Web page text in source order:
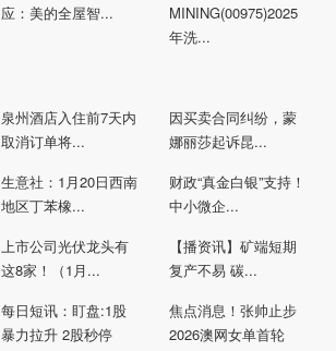
应：美的全屋智...
MINING(00975)2025
年洗...
泉州酒店入住前7天内
取消订单将...
因买卖合同纠纷，蒙
娜丽莎起诉昆...
生意社：1月20日西南
地区丁苯橡...
财政“真金白银”支持！
中小微企...
上市公司光伏龙头有
这8家！（1月...
【播资讯】矿端短期
复产不易 碳...
每日短讯：盯盘:1股
暴力拉升 2股秒停
焦点消息！张帅止步
2026澳网女单首轮